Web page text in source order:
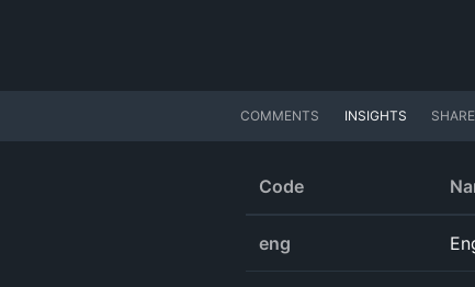
COMMENTS INSIGHTS SHARE
Code
eng